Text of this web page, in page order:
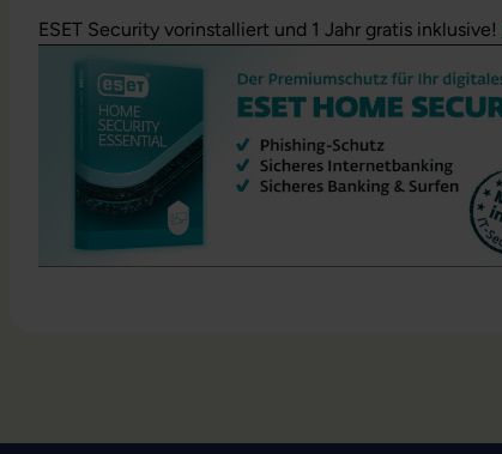
ESET Security vorinstalliert und 1 Jahr gratis inklusive!